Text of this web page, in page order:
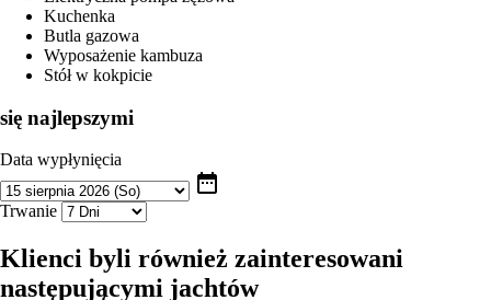
Kuchenka
Butla gazowa
Wyposażenie kambuza
Stół w kokpicie
się najlepszymi
Data wypłynięcia
date_range
Trwanie
Klienci byli również zainteresowani
następującymi jachtów